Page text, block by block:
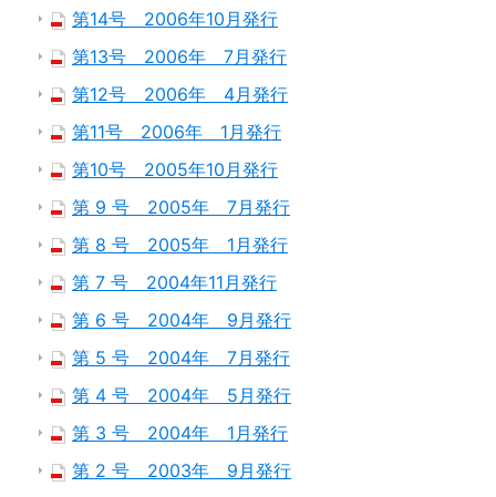
第14号 2006年10月発行
第13号 2006年 7月発行
第12号 2006年 4月発行
第11号 2006年 1月発行
第10号 2005年10月発行
第 9 号 2005年 7月発行
第 8 号 2005年 1月発行
第 7 号 2004年11月発行
第 6 号 2004年 9月発行
第 5 号 2004年 7月発行
第 4 号 2004年 5月発行
第 3 号 2004年 1月発行
第 2 号 2003年 9月発行